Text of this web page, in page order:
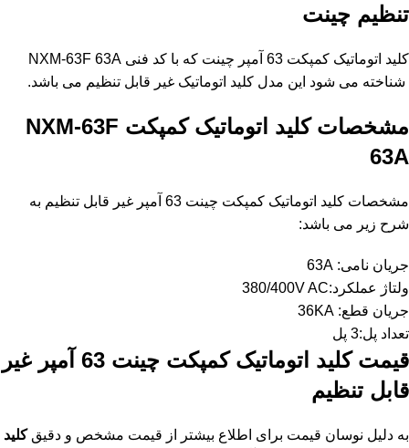
تنظیم چینت
کلید اتوماتیک کمپکت 63 آمپر چینت که با کد فنی NXM-63F 63A
شناخته می شود این مدل کلید اتوماتیک غیر قابل تنظیم می باشد.
مشخصات کلید اتوماتیک کمپکت NXM-63F
63A
مشخصات کلید اتوماتیک کمپکت چینت 63 آمپر غیر قابل تنظیم به
شرح زیر می باشد:
جریان نامی: 63A
ولتاژ عملکرد:380/400V AC
جریان قطع: 36KA
تعداد پل:3 پل
قیمت کلید اتوماتیک کمپکت چینت 63 آمپر غیر
قابل تنظیم
به دلیل نوسان قیمت برای اطلاع بیشتر از قیمت مشخص و دقیقکلید